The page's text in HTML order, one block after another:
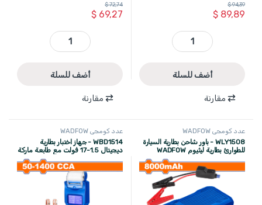
$89,89
$94,39
WHHT2261 - الة تثقيب هيدروليكية WADFOW quantity
أضف للسلة
مقارنة
$69,27
$72,74
WLY1512 - باور شاحن بطارية السيارة للطوارئ بطارية ليثيوم WADFOW 12000 mAh quantity
أضف للسلة
مقارنة
عدد كومجي WADFOW
WLY1508 - باور شاحن بطارية السيارة
للطوارئ بطارية ليثيوم WADFOW
عدد كومجي WADFOW
WBD1514 - جهاز اختبار بطارية
ديجيتال 1.5-17 فولت مع طابعة ماركة